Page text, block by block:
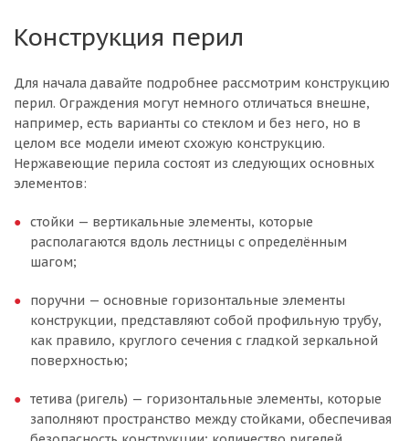
Конструкция перил
Для начала давайте подробнее рассмотрим конструкцию
перил. Ограждения могут немного отличаться внешне,
например, есть варианты со стеклом и без него, но в
целом все модели имеют схожую конструкцию.
Нержавеющие перила состоят из следующих основных
элементов:
стойки — вертикальные элементы, которые
располагаются вдоль лестницы с определённым
шагом;
поручни — основные горизонтальные элементы
конструкции, представляют собой профильную трубу,
как правило, круглого сечения с гладкой зеркальной
поверхностью;
тетива (ригель) — горизонтальные элементы, которые
заполняют пространство между стойками, обеспечивая